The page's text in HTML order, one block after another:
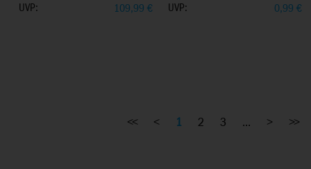
UVP: 109,99 € UVP: 0,99 €
<< < 1 2 3 ... > >>